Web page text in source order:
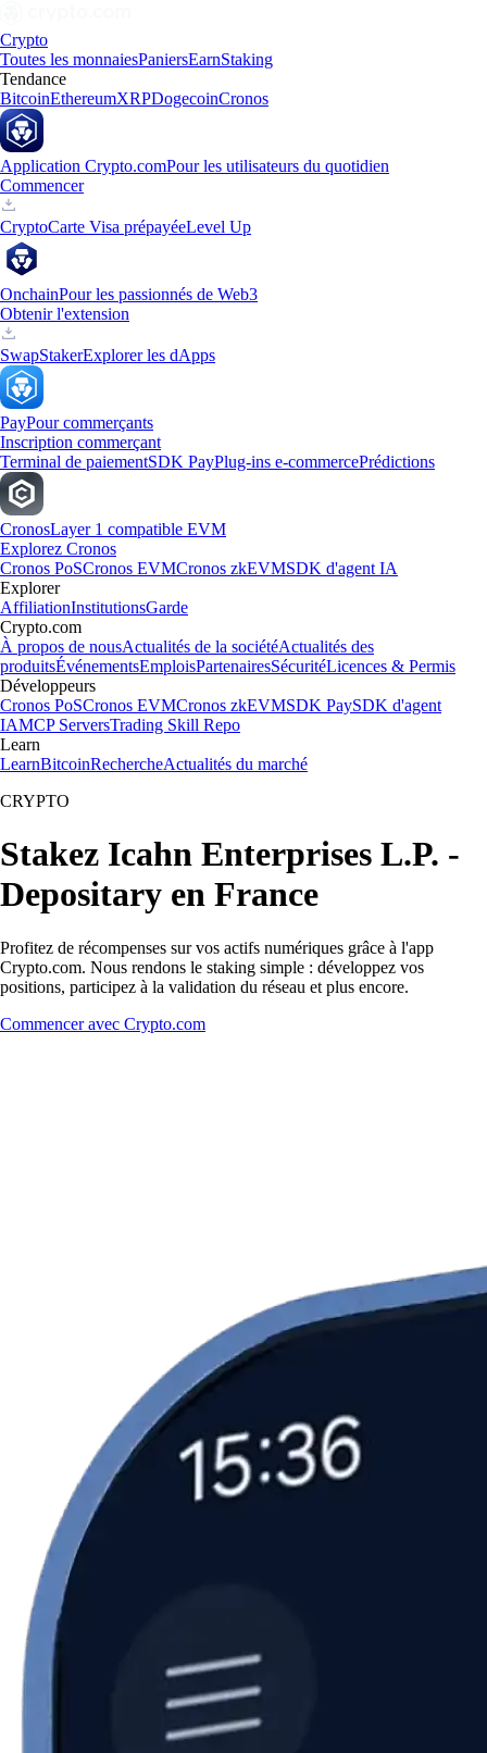
Crypto
Toutes les monnaiesPaniersEarnStaking
Tendance
BitcoinEthereumXRPDogecoinCronos
Application Crypto.comPour les utilisateurs du quotidien
Commencer
CryptoCarte Visa prépayéeLevel Up
OnchainPour les passionnés de Web3
Obtenir l'extension
SwapStakerExplorer les dApps
PayPour commerçants
Inscription commerçant
Terminal de paiementSDK PayPlug-ins e-commercePrédictions
CronosLayer 1 compatible EVM
Explorez Cronos
Cronos PoSCronos EVMCronos zkEVMSDK d'agent IA
Explorer
AffiliationInstitutionsGarde
Crypto.com
À propos de nousActualités de la sociétéActualités des
produitsÉvénementsEmploisPartenairesSécuritéLicences & Permis
Développeurs
Cronos PoSCronos EVMCronos zkEVMSDK PaySDK d'agent
IAMCP ServersTrading Skill Repo
Learn
LearnBitcoinRechercheActualités du marché
CRYPTO
Stakez Icahn Enterprises L.P. -
Depositary en France
Profitez de récompenses sur vos actifs numériques grâce à l'app
Crypto.com. Nous rendons le staking simple : développez vos
positions, participez à la validation du réseau et plus encore.
Commencer avec Crypto.com